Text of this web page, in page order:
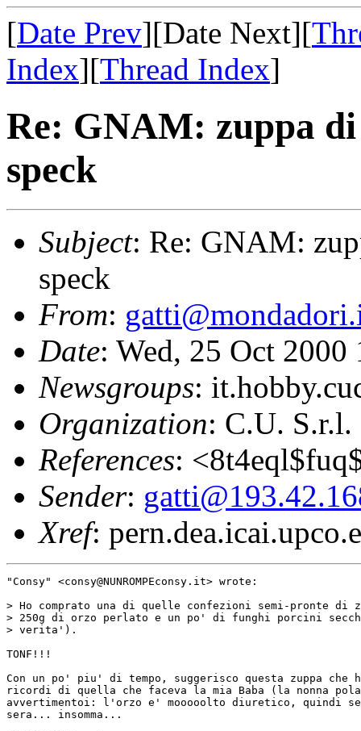
[Date Prev][Date Next][
Index][Thread Index]
Re: GNAM: zuppa
speck
Subject: Re: GNAM:
speck
From:
Date: Wed, 25 Oct
Newsgroups:
Organization: C.U. S.r.l.
References:
Sender:
Xref:
"Consy" <consy@NUNROMPEconsy.it> wrote:
> Ho comprato una di quelle confezioni semi-pronte di
> 250g di orzo perlato e un po' di funghi porcini
> verita').
TONF!!!
Con un po' piu' di tempo, suggerisco questa zuppa
ricordi di quella che faceva la mia Baba (la nonna
avvertimentoi: l'orzo e' mooooolto diuretico, quindi
sera... insomma...